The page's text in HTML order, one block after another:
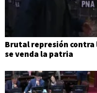
Brutal represión contra
se venda la patria